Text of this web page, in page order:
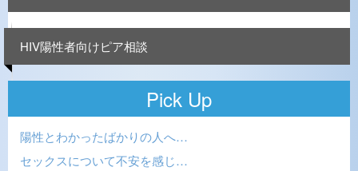
HIV陽性者向けピア相談
Pick Up
陽性とわかったばかりの人へ…
セックスについて不安を感じ…